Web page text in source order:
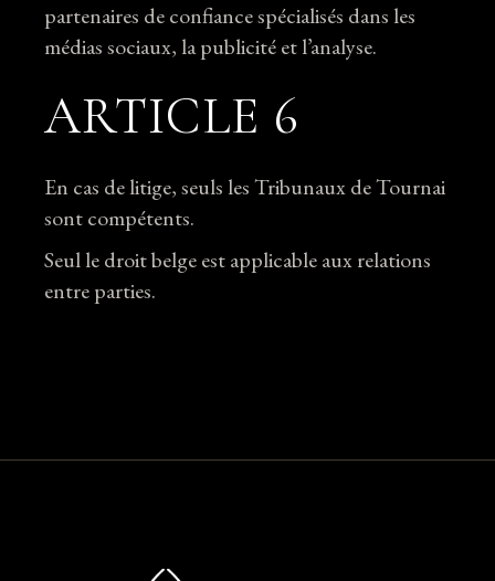
partenaires de confiance spécialisés dans les
médias sociaux, la publicité et l’analyse.
ARTICLE 6
En cas de litige, seuls les Tribunaux de Tournai
sont compétents.
Seul le droit belge est applicable aux relations
entre parties.